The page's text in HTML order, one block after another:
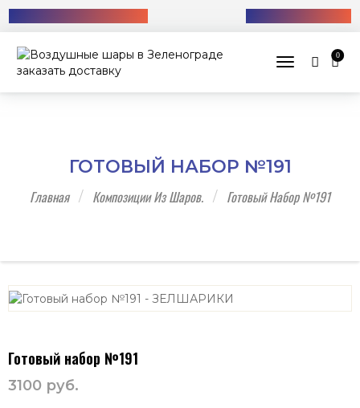
Toggle 0
ГОТОВЫЙ НАБОР №191
Главная Композиции Из Шаров. Готовый Набор №191
Готовый набор №191
3100 руб.